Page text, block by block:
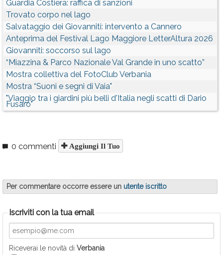
Guardia Costiera: raffica di sanzioni
Trovato corpo nel lago
Salvataggio dei Giovanniti: intervento a Cannero
Anteprima del Festival Lago Maggiore LetterAltura 2026
Giovanniti: soccorso sul lago
“Miazzina & Parco Nazionale Val Grande in uno scatto”
Mostra collettiva del FotoClub Verbania
Mostra “Suoni e segni di Vaia"
"Viaggio tra i giardini più belli d'Italia negli scatti di Dario
Fusaro"
0 commenti Aggiungi Il Tuo
Per commentare occorre essere un utente iscritto
Iscriviti con la tua email
Riceverai le novità di Verbania